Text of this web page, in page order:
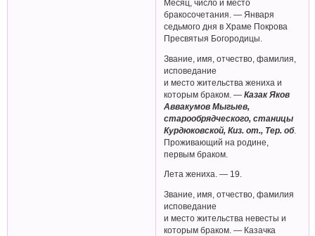
Месяц, число и место
бракосочетания. — Января
седьмого дня в Храме Покрова
Пресвятыя Богородицы.
Звание, имя, отчество, фамилия,
исповедание
и место жительства жениха и
которым браком. —Казак Яков
Аввакумов Мыгыев,
старообрядческого, станицы
Курдюковской, Киз. от., Тер. об.
Проживающий на родине,
первым браком.
Лета жениха. — 19.
Звание, имя, отчество, фамилия
исповедание
и место жительства невесты и
которым браком. — Казачка